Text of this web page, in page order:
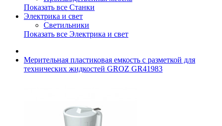
Показать все Станки
Электрика и свет
Светильники
Показать все Электрика и свет
Мерительная пластиковая емкость с разметкой для
технических жидкостей GROZ GR41983